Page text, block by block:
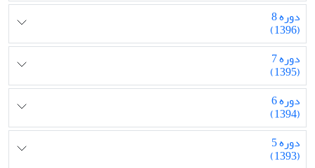
دوره 8
(1396)
دوره 7
(1395)
دوره 6
(1394)
دوره 5
(1393)